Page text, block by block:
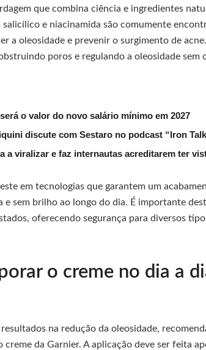
que combina ciência e ingredientes
salicílico e niacinamida são comumente
a oleosidade e prevenir o surgimento de
poros e regulando a oleosidade sem
o valor do novo salário mínimo em 2027
discute com Sestaro no podcast “Iron
a viralizar e faz internautas acreditarem ter
em tecnologias que garantem um
e sem brilho ao longo do dia. É importante
oferecendo segurança para diversos
o creme no dia a
na redução da oleosidade,
creme da Garnier. A aplicação deve ser feita